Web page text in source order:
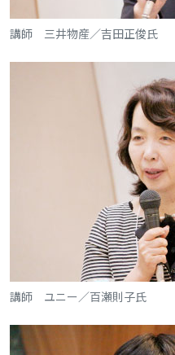
講師 三井物産／吉田正俊氏
講師 ユニー／百瀬則子氏